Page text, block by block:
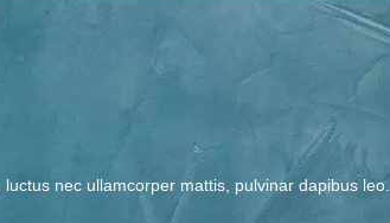
nec ullamcorper mattis, pulvinar dapibus leo.